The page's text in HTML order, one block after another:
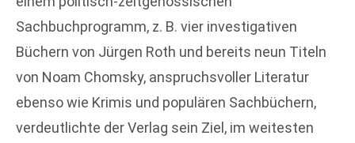
Sachbuchprogramm, z. B. vier investigativen
Büchern von Jürgen Roth und bereits neun Titeln
von Noam Chomsky, anspruchsvoller Literatur
ebenso wie Krimis und populären Sachbüchern,
verdeutlichte der Verlag sein Ziel, im weitesten